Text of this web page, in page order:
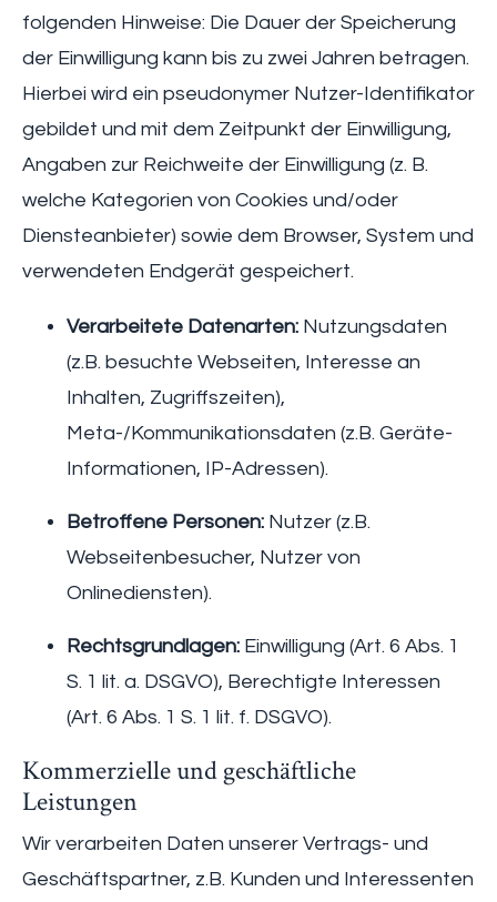
folgenden Hinweise: Die Dauer der Speicherung
der Einwilligung kann bis zu zwei Jahren betragen.
Hierbei wird ein pseudonymer Nutzer-Identifikator
gebildet und mit dem Zeitpunkt der Einwilligung,
Angaben zur Reichweite der Einwilligung (z. B.
welche Kategorien von Cookies und/oder
Diensteanbieter) sowie dem Browser, System und
verwendeten Endgerät gespeichert.
Verarbeitete Datenarten: Nutzungsdaten
(z.B. besuchte Webseiten, Interesse an
Inhalten, Zugriffszeiten),
Meta-/Kommunikationsdaten (z.B. Geräte-
Informationen, IP-Adressen).
Betroffene Personen: Nutzer (z.B.
Webseitenbesucher, Nutzer von
Onlinediensten).
Rechtsgrundlagen: Einwilligung (Art. 6 Abs. 1
S. 1 lit. a. DSGVO), Berechtigte Interessen
(Art. 6 Abs. 1 S. 1 lit. f. DSGVO).
Kommerzielle und geschäftliche
Leistungen
Wir verarbeiten Daten unserer Vertrags- und
Geschäftspartner, z.B. Kunden und Interessenten